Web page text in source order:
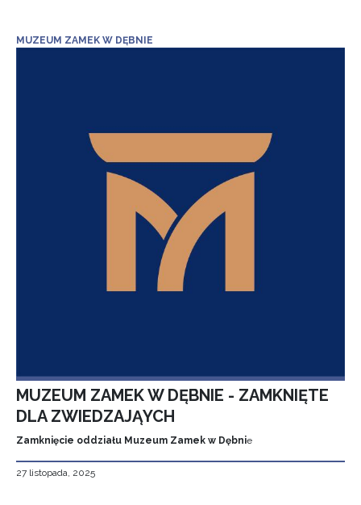
MUZEUM ZAMEK W DĘBNIE
MUZEUM ZAMEK W DĘBNIE - ZAMKNIĘTE
DLA ZWIEDZAJĄYCH
Zamknięcie oddziału Muzeum Zamek w Dębnie
27 listopada, 2025